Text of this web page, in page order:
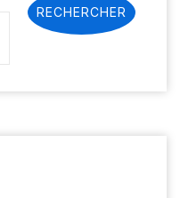
RECHERCHER